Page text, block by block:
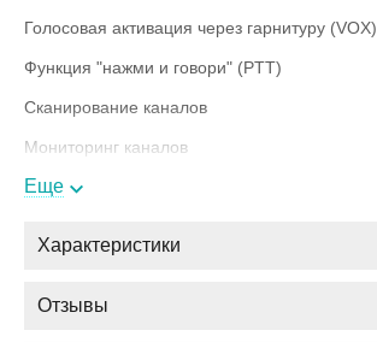
Голосовая активация через гарнитуру (VOX)
Функция "нажми и говори" (PTT)
Сканирование каналов
Мониторинг каналов
Блокировка клавиатуры
Комплектация
Еще
Характеристики
Отзывы